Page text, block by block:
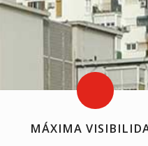
MÁXIMA